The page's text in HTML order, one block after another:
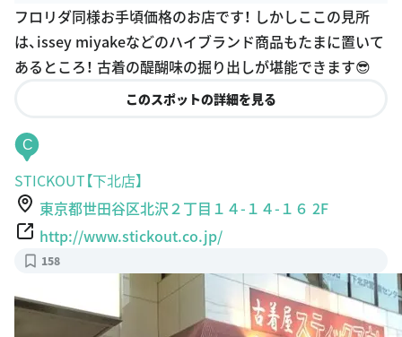
ml
フロリダ同様お手頃価格のお店です！ しかしここの見所
は、issey miyakeなどのハイブランド商品もたまに置いて
あるところ！ 古着の醍醐味の掘り出しが堪能できます😎
このスポットの詳細を見る
C
STICKOUT【下北店】
東京都世田谷区北沢２丁目１４-１４-１６ 2F
http://www.stickout.co.jp/
158